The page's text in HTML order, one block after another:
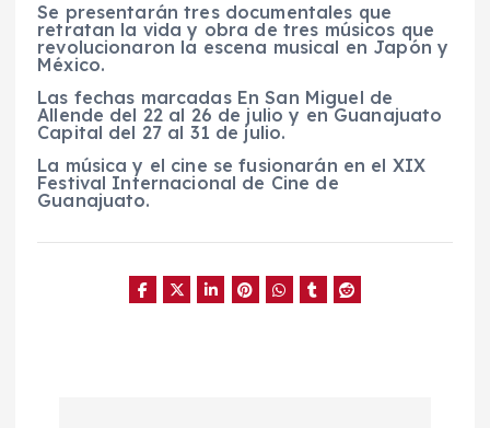
Se presentarán tres documentales que
retratan la vida y obra de tres músicos que
revolucionaron la escena musical en Japón y
México.
Las fechas marcadas En San Miguel de
Allende del 22 al 26 de julio y en Guanajuato
Capital del 27 al 31 de julio.
La música y el cine se fusionarán en el XIX
Festival Internacional de Cine de
Guanajuato.